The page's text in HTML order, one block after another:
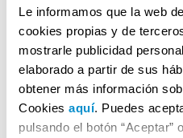
Le informamos que la web
cookies propias y de
mostrarle publicidad
elaborado a partir de sus
obtener más información
Cookies aquí. Puedes
pulsando el botón “Aceptar”